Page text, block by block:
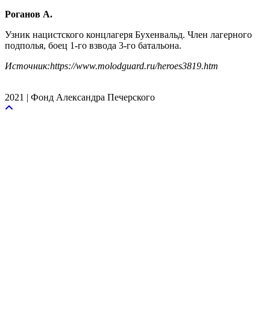
Роганов А.
Узник нацистского концлагеря Бухенвальд. Член лагерного
подполья, боец 1-го взвода 3-го батальона.
Источник:https://www.molodguard.ru/heroes3819.htm
2021 | Фонд Александра Печерского